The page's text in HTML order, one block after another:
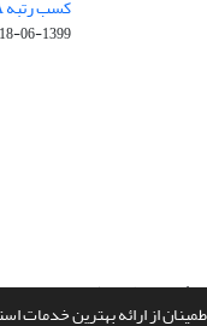
از ارائه بهترین خدمات
کسب رتبه A "الف" نشریه مهندسی سازه و ساخت
1399-06-18
نشریات علمی.طراحی و پیاده